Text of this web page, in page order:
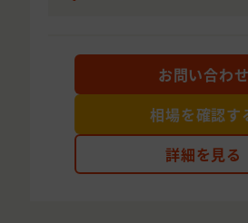
詳細を見る
お問い合わせ
相場を確認す